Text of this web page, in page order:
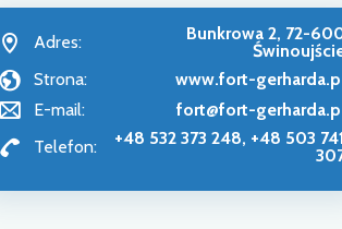
Adres:
Bunkrowa 2, 72-
Strona:
www.fort-
E-mail:
fort@fort-
Telefon:
+48 532 373 248, +48 503